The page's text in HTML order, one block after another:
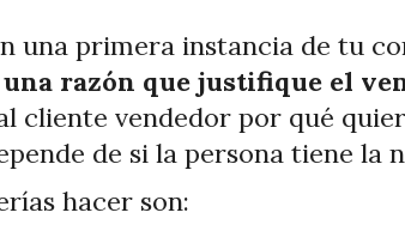
una primera instancia de tu
razón que justifique el
cliente vendedor por qué
de si la persona tiene la
hacer son: